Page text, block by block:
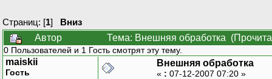
Страниц: [1] Вниз
Автор
Тема: Внешняя обработка
0 Пользователей и 1 Гость смотрят эту тему.
maiskii
Гость
Внешняя обработка
« : 07-12-2007 07:20 »